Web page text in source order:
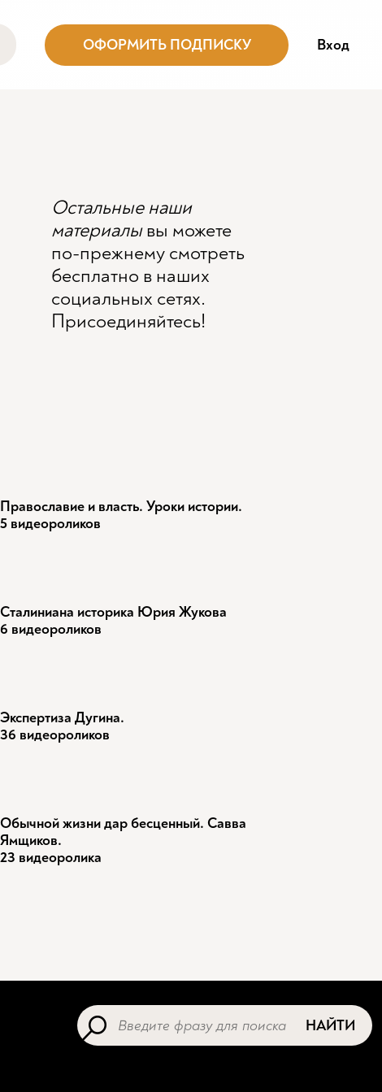
ОФОРМИТЬ ПОДПИСКУ Вход
Остальные наши
материалывы можете
по-прежнему смотреть
бесплатно в наших
социальных сетях.
Присоединяйтесь!
Православие и власть. Уроки истории.
5 видеороликов
Сталиниана историка Юрия Жукова
6 видеороликов
Экспертиза Дугина.
36 видеороликов
Обычной жизни дар бесценный. Савва
Ямщиков.
23 видеоролика
НАЙТИ